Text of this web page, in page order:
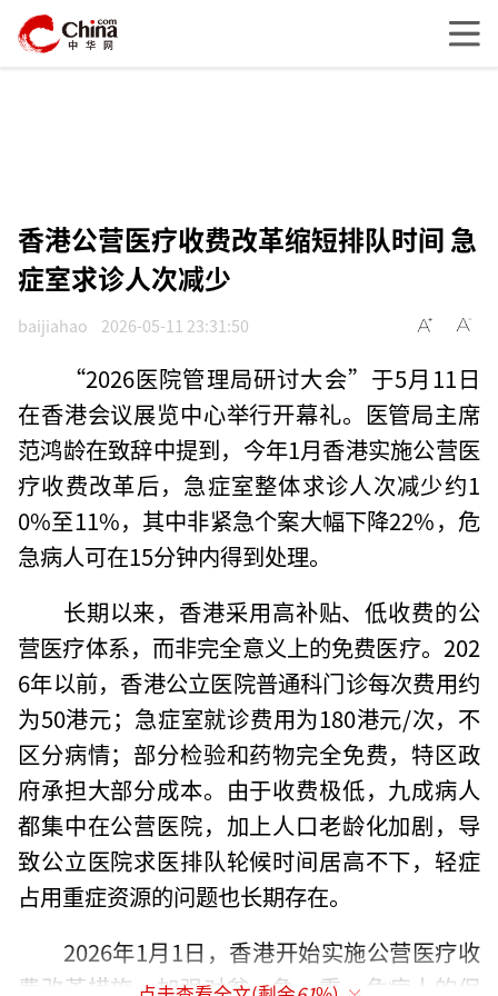
香港公营医疗收费改革缩短排队时间 急
症室求诊人次减少
baijiahao 2026-05-11 23:31:50
“2026医院管理局研讨大会”于5月11日
在香港会议展览中心举行开幕礼。医管局主席
范鸿龄在致辞中提到，今年1月香港实施公营医
疗收费改革后，急症室整体求诊人次减少约1
0%至11%，其中非紧急个案大幅下降22%，危
急病人可在15分钟内得到处理。
长期以来，香港采用高补贴、低收费的公
营医疗体系，而非完全意义上的免费医疗。202
6年以前，香港公立医院普通科门诊每次费用约
为50港元；急症室就诊费用为180港元/次，不
区分病情；部分检验和药物完全免费，特区政
府承担大部分成本。由于收费极低，九成病人
都集中在公营医院，加上人口老龄化加剧，导
致公立医院求医排队轮候时间居高不下，轻症
占用重症资源的问题也长期存在。
2026年1月1日，香港开始实施公营医疗收
费改革措施，加强对贫、急、重、危病人的保